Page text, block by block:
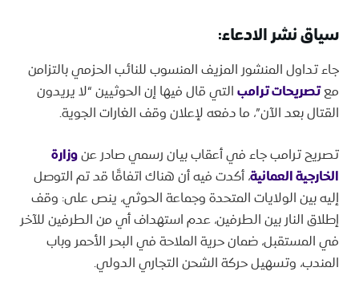
سياق نشر الادعاء:
جاء تداول المنشور المزيف المنسوب للنائب الحزمي بالتزامن
معتصريحات ترامبالتي قال فيها إن الحوثيين “لا يريدون
القتال بعد الآن”، ما دفعه لإعلان وقف الغارات الجوية.
تصريح ترامب جاء في أعقاب بيان رسمي صادر عنوزارة
الخارجية العمانية، أكدت فيه أن هناك اتفاقًا قد تم التوصل
إليه بين الولايات المتحدة وجماعة الحوثي، ينص على: وقف
إطلاق النار بين الطرفين، عدم استهداف أي من الطرفين للآخر
في المستقبل، ضمان حرية الملاحة في البحر الأحمر وباب
المندب، وتسهيل حركة الشحن التجاري الدولي.